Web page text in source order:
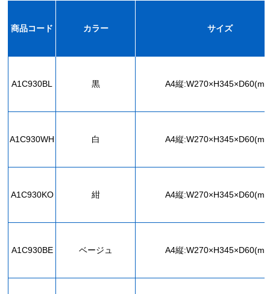
商品コード カラー サイズ
A1C930BL 黒 A4縦
A1C930WH 白 A4縦
A1C930KO 紺 A4縦
A1C930BE ベージュ A4縦